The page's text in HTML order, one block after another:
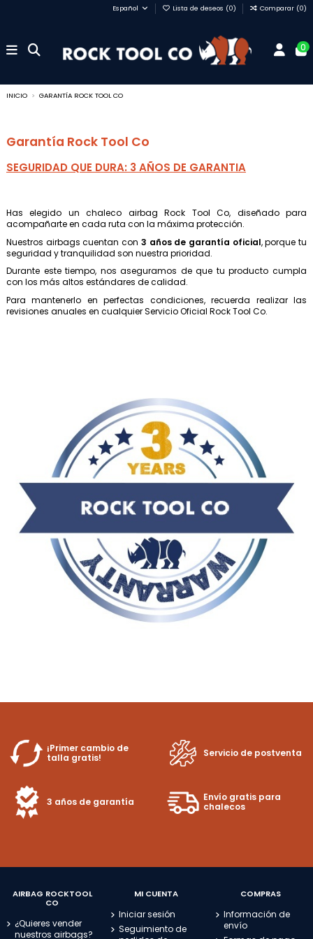
Español Lista de deseos (0) Comparar (0)
0
INICIO GARANTÍA ROCK TOOL CO
Garantía Rock Tool Co
SEGURIDAD QUE DURA: 3 AÑOS DE GARANTIA
Has elegido un chaleco airbag Rock Tool Co, diseñado para
acompañarte en cada ruta con la máxima protección.
Nuestros airbags cuentan con 3 años de garantía oficial, porque tu
seguridad y tranquilidad son nuestra prioridad.
Durante este tiempo, nos aseguramos de que tu producto cumpla
con los más altos estándares de calidad.
Para mantenerlo en perfectas condiciones, recuerda realizar las
revisiones anuales en cualquier Servicio Oficial Rock Tool Co.
¡Primer cambio de
talla gratis!
Servicio de postventa
3 años de garantía
Envío gratis para
chalecos
AIRBAG ROCKTOOL
CO
¿Quieres vender
nuestros airbags?
MI CUENTA
Iniciar sesión
Seguimiento de
COMPRAS
Información de
envío